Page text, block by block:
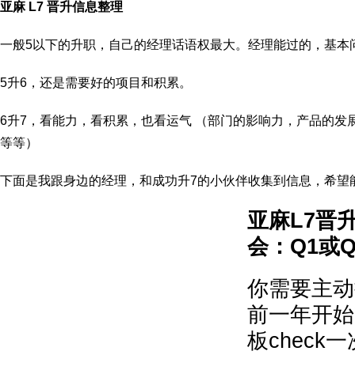
亚麻 L7 晋升信息整理
一般5以下的升职，自己的经理话语权最大。经理能过的，基本
5升6，还是需要好的项目和积累。
6升7，看能力，看积累，也看运气 （部门的影响力，产品的发
等等）
下面是我跟身边的经理，和成功升7的小伙伴收集到信息，希望
亚麻L7晋
会：Q1或
你需要主
前一年开
板check一